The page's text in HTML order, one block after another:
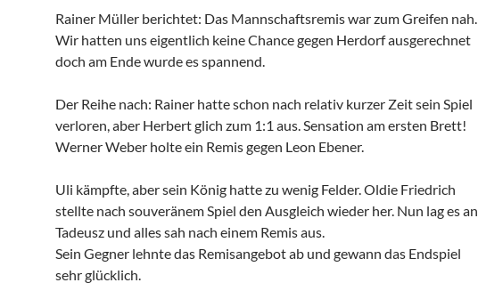
Rainer Müller berichtet: Das Mannschaftsremis war zum Greifen nah.
Wir hatten uns eigentlich keine Chance gegen Herdorf ausgerechnet
doch am Ende wurde es spannend.
Der Reihe nach: Rainer hatte schon nach relativ kurzer Zeit sein Spiel
verloren, aber Herbert glich zum 1:1 aus. Sensation am ersten Brett!
Werner Weber holte ein Remis gegen Leon Ebener.
Uli kämpfte, aber sein König hatte zu wenig Felder. Oldie Friedrich
stellte nach souveränem Spiel den Ausgleich wieder her. Nun lag es an
Tadeusz und alles sah nach einem Remis aus.
Sein Gegner lehnte das Remisangebot ab und gewann das Endspiel
sehr glücklich.